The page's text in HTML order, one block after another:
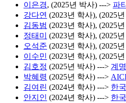
이은경, (2025년 박사) ---> 파
강다연 (2023년 학사), (2025
김동범 (2023년 학사), (2025
정태미
(2023년 학사), (2025
오석준 (2023년 학사), (2025
이수민 (2023년 학사), (2025
김호정 (2025년 박사) ---> 계
박혜령 (2025년 학사) --->
김여린 (2024년 학사) ---> 한
안지인 (2024년 학사) ---> 한